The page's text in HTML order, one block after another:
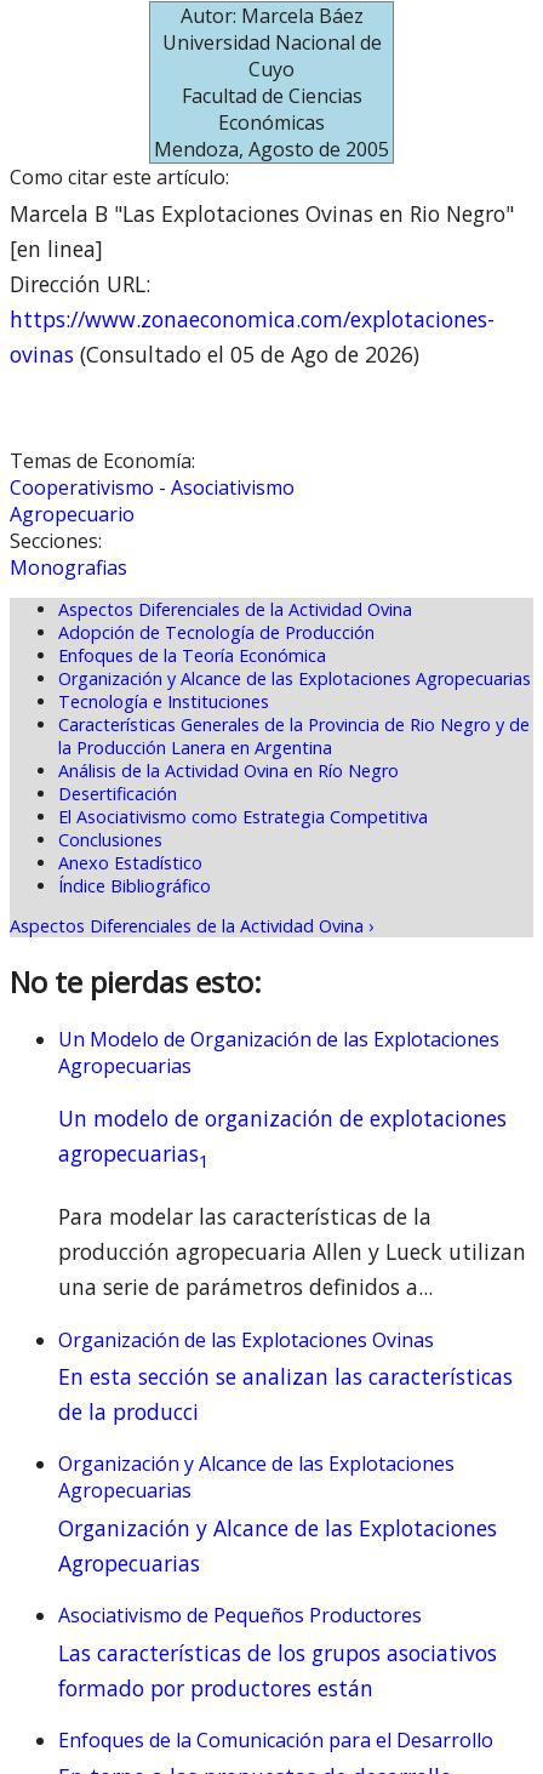
Autor: Marcela Báez
Universidad Nacional de
Cuyo
Facultad de Ciencias
Económicas
Mendoza, Agosto de 2005
Como citar este artículo:
Marcela B "Las Explotaciones Ovinas en Rio Negro"
[en linea]
Dirección URL:
https://www.zonaeconomica.com/explotaciones-
ovinas (Consultado el 05 de Ago de 2026)
Temas de Economía:
Cooperativismo - Asociativismo
Agropecuario
Secciones:
Monografias
Aspectos Diferenciales de la Actividad Ovina
Adopción de Tecnología de Producción
Enfoques de la Teoría Económica
Organización y Alcance de las Explotaciones Agropecuarias
Tecnología e Instituciones
Características Generales de la Provincia de Rio Negro y de
la Producción Lanera en Argentina
Análisis de la Actividad Ovina en Río Negro
Desertificación
El Asociativismo como Estrategia Competitiva
Conclusiones
Anexo Estadístico
Índice Bibliográfico
Aspectos Diferenciales de la Actividad Ovina ›
No te pierdas esto:
Un Modelo de Organización de las Explotaciones
Agropecuarias
Un modelo de organización de explotaciones
agropecuarias1
Para modelar las características de la
producción agropecuaria Allen y Lueck utilizan
una serie de parámetros definidos a...
Organización de las Explotaciones Ovinas
En esta sección se analizan las características
de la producci
Organización y Alcance de las Explotaciones
Agropecuarias
Organización y Alcance de las Explotaciones
Agropecuarias
Asociativismo de Pequeños Productores
Las características de los grupos asociativos
formado por productores están
Enfoques de la Comunicación para el Desarrollo